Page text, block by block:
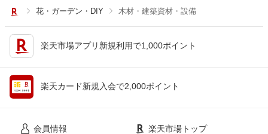
花・ガーデン・DIY 木材・建築資材・設備
楽天市場アプリ新規利用で1,000ポイント
楽天カード新規入会で2,000ポイント
会員情報 楽天市場トップ